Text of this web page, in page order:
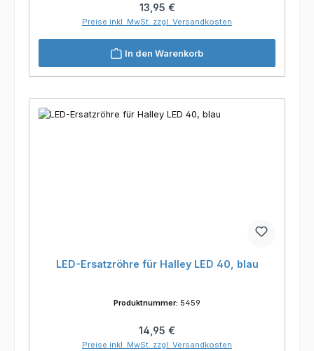
Regulärer Preis:
13,95 €
Preise inkl. MwSt. zzgl. Versandkosten
In den Warenkorb
LED-Ersatzröhre für Halley LED 40, blau
Produktnummer: 5459
Regulärer Preis:
14,95 €
Preise inkl. MwSt. zzgl. Versandkosten